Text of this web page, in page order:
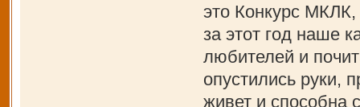
это Конкурс
за этот год наше
любителей и
опустились руки,
живет и способна